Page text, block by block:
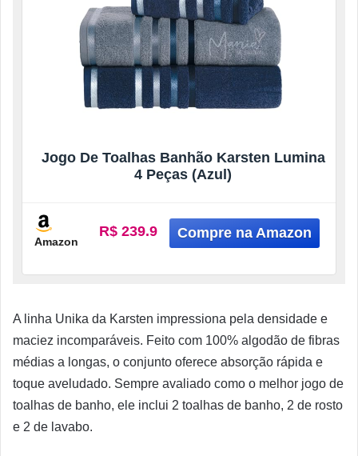
Jogo De Toalhas Banhão Karsten Lumina
4 Peças (Azul)
Amazon
R$ 239.9
A linha Unika da Karsten impressiona pela densidade e
maciez incomparáveis. Feito com 100% algodão de fibras
médias a longas, o conjunto oferece absorção rápida e
toque aveludado. Sempre avaliado como o melhor jogo de
toalhas de banho, ele inclui 2 toalhas de banho, 2 de rosto
e 2 de lavabo.